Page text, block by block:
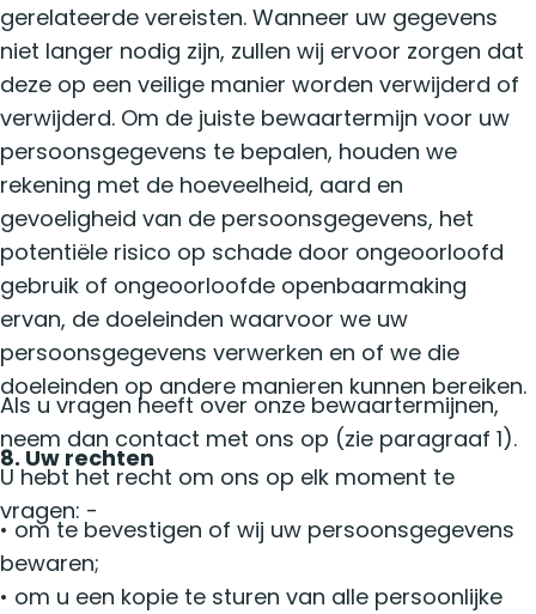
gerelateerde vereisten. Wanneer uw gegevens
niet langer nodig zijn, zullen wij ervoor zorgen dat
deze op een veilige manier worden verwijderd of
verwijderd. Om de juiste bewaartermijn voor uw
persoonsgegevens te bepalen, houden we
rekening met de hoeveelheid, aard en
gevoeligheid van de persoonsgegevens, het
potentiële risico op schade door ongeoorloofd
gebruik of ongeoorloofde openbaarmaking
ervan, de doeleinden waarvoor we uw
persoonsgegevens verwerken en of we die
doeleinden op andere manieren kunnen bereiken.
Als u vragen heeft over onze bewaartermijnen,
neem dan contact met ons op (zie paragraaf 1).
8. Uw rechten
U hebt het recht om ons op elk moment te
vragen: -
• om te bevestigen of wij uw persoonsgegevens
bewaren;
• om u een kopie te sturen van alle persoonlijke